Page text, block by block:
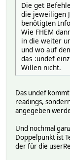
Die get
die jeweiligen
benötigten
Wie FHEM
in die weiter
und wo auf
das :undef
Willen nicht.
Das undef
readings,
angegeben
Und nochmal
Doppelpunkt ist
der für die